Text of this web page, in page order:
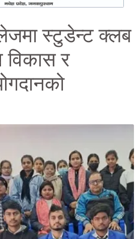
स्टुडेन्ट क्लब
र